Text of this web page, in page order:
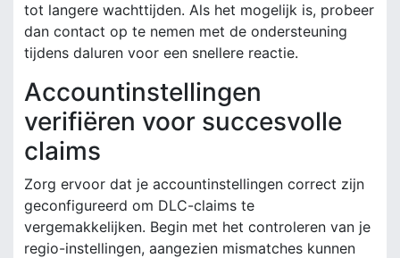
tot langere wachttijden. Als het mogelijk is, probeer
dan contact op te nemen met de ondersteuning
tijdens daluren voor een snellere reactie.
Accountinstellingen
verifiëren voor succesvolle
claims
Zorg ervoor dat je accountinstellingen correct zijn
geconfigureerd om DLC-claims te
vergemakkelijken. Begin met het controleren van je
regio-instellingen, aangezien mismatches kunnen